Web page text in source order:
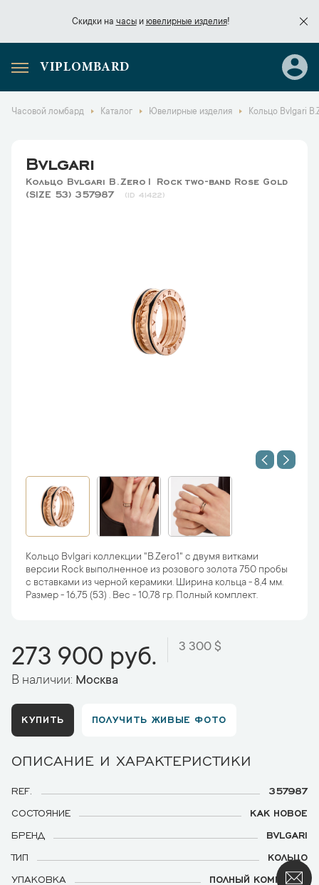
Скидки на часыи ювелирные изделия!
Скидки начасы
VIPLOMBARD
Часовой ломбард Каталог Ювелирные изделия Кольцо Bvlgari
Bvlgari
Кольцо Bvlgari B.Zero1 Rock two-band Rose Gold
(SIZE 53) 357987
41422
Кольцо Bvlgari коллекции "B.Zero1" с двумя витками
версии Rock выполненное из розового золота 750 пробы
с вставками из черной керамики. Ширина кольца - 8,4 мм.
Размер - 16,75 (53) . Вес - 10,78 гр. Полный комплект.
273 900 руб. 3 300 $
В наличии: Москва
КУПИТЬ ПОЛУЧИТЬ ЖИВЫЕ ФОТО
ОПИСАНИЕ И ХАРАКТЕРИСТИКИ
REF.
357987
СОСТОЯНИЕ
КАК НОВОЕ
БРЕНД
BVLGARI
ТИП
КОЛЬЦО
УПАКОВКА
ПОЛНЫЙ КОМПЛЕКТ